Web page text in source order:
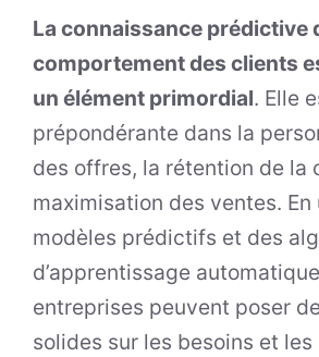
La connaissance prédictive
comportement des clients
un élément primordial. Elle
prépondérante dans la
des offres, la rétention de la
maximisation des ventes.
modèles prédictifs et des
d’apprentissage
entreprises peuvent poser
solides sur les besoins et